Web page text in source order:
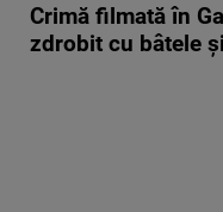
Crimă filmată în
zdrobit cu bâtele